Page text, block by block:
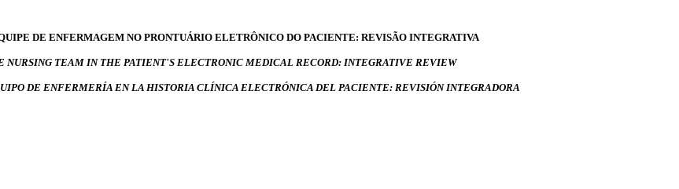
DE ENFERMAGEM NO PRONTUÁRIO ELETRÔNICO DO PACIENTE: REVISÃO INTEGRATIVA
NURSING TEAM IN THE PATIENT'S ELECTRONIC MEDICAL RECORD: INTEGRATIVE REVIEW
DE ENFERMERÍA EN LA HISTORIA CLÍNICA ELECTRÓNICA DEL PACIENTE: REVISIÓN INTEGRADORA